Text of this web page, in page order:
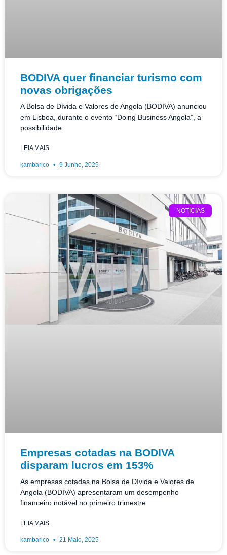
BODIVA quer financiar turismo com
novas obrigações
A Bolsa de Dívida e Valores de Angola (BODIVA) anunciou
em Lisboa, durante o evento “Doing Business Angola”, a
possibilidade
LEIA MAIS
kambarico 9 Junho, 2025
NOTÍCIAS
Empresas cotadas na BODIVA
disparam lucros em 153%
As empresas cotadas na Bolsa de Dívida e Valores de
Angola (BODIVA) apresentaram um desempenho
financeiro notável no primeiro trimestre
LEIA MAIS
kambarico 21 Maio, 2025